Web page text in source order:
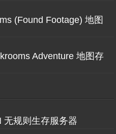
(Found Footage) 地图
Adventure 地图存
无规则生存服务器